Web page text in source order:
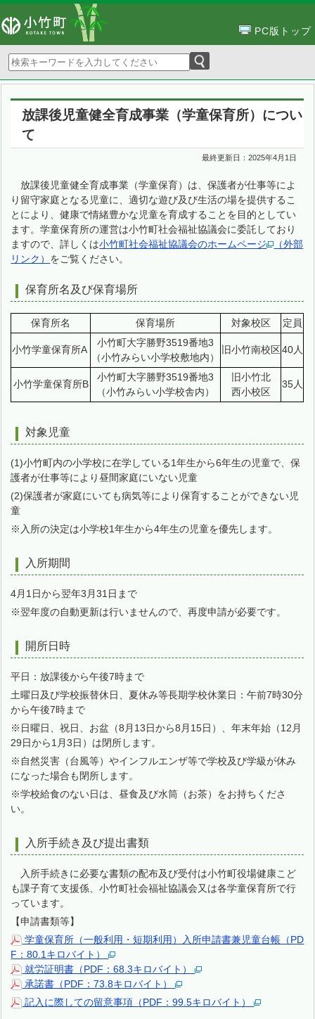
PC版トップ
放課後児童健全育成事業（学童保育所）につい
て
最終更新日：2025年4月1日
放課後児童健全育成事業（学童保育）は、保護者が仕事等によ
り留守家庭となる児童に、適切な遊び及び生活の場を提供するこ
とにより、健康で情緒豊かな児童を育成することを目的としてい
ます。学童保育所の運営は小竹町社会福祉協議会に委託しており
ますので、詳しくは小竹町社会福祉協議会のホームページ
（外部
リンク） をご覧ください。
保育所名及び保育場所
保育所名 保育場所 対象校区 定員
小竹学童保育所A
小竹町大字勝野3519番地3
（小竹みらい小学校敷地内）
旧小竹南校区40人
小竹学童保育所B
小竹町大字勝野3519番地3
（小竹みらい小学校舎内）
旧小竹北
西小校区
35人
対象児童
(1)小竹町内の小学校に在学している1年生から6年生の児童で、保
護者が仕事等により昼間家庭にいない児童
(2)保護者が家庭にいても病気等により保育することができない児
童
※入所の決定は小学校1年生から4年生の児童を優先します。
入所期間
4月1日から翌年3月31日まで
※翌年度の自動更新は行いませんので、再度申請が必要です。
開所日時
平日：放課後から午後7時まで
土曜日及び学校振替休日、夏休み等長期学校休業日：午前7時30分
から午後7時まで
※日曜日、祝日、お盆（8月13日から8月15日）、年末年始（12月
29日から1月3日）は閉所します。
※自然災害（台風等）やインフルエンザ等で学校及び学級が休み
になった場合も閉所します。
※学校給食のない日は、昼食及び水筒（お茶）をお持ちくださ
い。
入所手続き及び提出書類
入所手続きに必要な書類の配布及び受付は小竹町役場健康こど
も課子育て支援係、小竹町社会福祉協議会又は各学童保育所で行
っています。
【申請書類等】
学童保育所（一般利用・短期利用）入所申請書兼児童台帳（PD
F：80.1キロバイト）
就労証明書（PDF：68.3キロバイト）
承諾書（PDF：73.8キロバイト）
記入に際しての留意事項（PDF：99.5キロバイト）